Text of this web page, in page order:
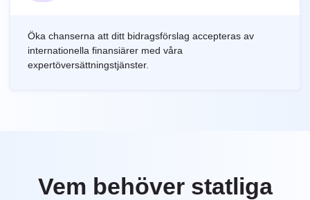
Öka chanserna att ditt bidragsförslag accepteras av
internationella finansiärer med våra
expertöversättningstjänster.
Vem behöver statliga